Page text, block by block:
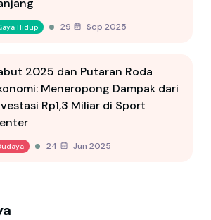
Hidup 29 Sep 2025
2025 dan Putaran Roda
Meneropong Dampak dari
Rp1,3 Miliar di Sport
24 Jun 2025